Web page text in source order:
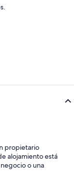
propietario
alojamiento está
o una